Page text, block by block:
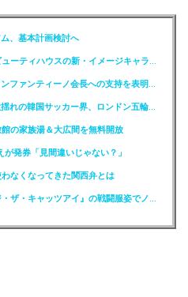
、基本計画検討へ
【芸能】貴島明日香（30）スリムビューティハウスの新・イメージキャラクター就任！
【衝撃】アルゼンチン協会、FIFAインファンティーノ会長への支持を表明ｗｗｗｗ
【悲報】外国人審判への性接待で大揺れの韓国サッカー界、ロンドン五輪メダル剝奪か
の家族湯＆大広間を無料開放
が発券「見間違いじゃない？」
なくなってきた関西弁とは
【芸能】藤原紀香（55）が『メイジ・ザ・キャッツアイ』の戦闘服姿でノーバン投球